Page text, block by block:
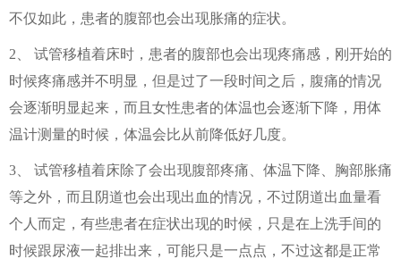
不仅如此，患者的腹部也会出现胀痛的症状。
2、 试管移植着床时，患者的腹部也会出现疼痛感，刚开始的
时候疼痛感并不明显，但是过了一段时间之后，腹痛的情况
会逐渐明显起来，而且女性患者的体温也会逐渐下降，用体
温计测量的时候，体温会比从前降低好几度。
3、 试管移植着床除了会出现腹部疼痛、体温下降、胸部胀痛
等之外，而且阴道也会出现出血的情况，不过阴道出血量看
个人而定，有些患者在症状出现的时候，只是在上洗手间的
时候跟尿液一起排出来，可能只是一点点，不过这都是正常